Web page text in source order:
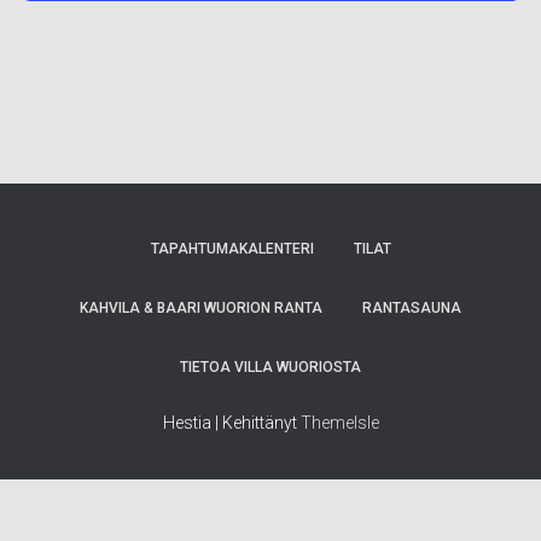
TAPAHTUMAKALENTERI TILAT
KAHVILA & BAARI WUORION RANTA RANTASAUNA
TIETOA VILLA WUORIOSTA
Hestia | KehittänytThemeIsle